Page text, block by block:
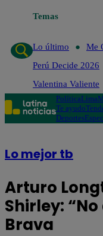
Temas
Lo último
Me
Perú Decide 2026
Valentina Valiente
PolíticaLima
Te ayudo
Deportes
Lo mejor tb
Arturo
Shirley:
Brava